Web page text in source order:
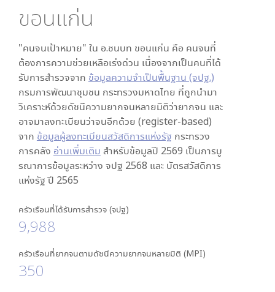
ขอนแก่น
"คนจนเป้าหมาย" ใน อ.ชนบท ขอนแก่น คือ คนจนที่
ต้องการความช่วยเหลือเร่งด่วน เนื่องจากเป็นคนที่ได้
รับการสำรวจจาก ข้อมูลความจำเป็นพื้นฐาน (จปฐ.)
กรมการพัฒนาชุมชน กระทรวงมหาดไทย ที่ถูกนำมา
วิเคราะห์ด้วยดัชนีความยากจนหลายมิติว่ายากจน และ
อาจมาลงทะเบียนว่าจนอีกด้วย (register-based)
จาก ข้อมูลผู้ลงทะเบียนสวัสดิการแห่งรัฐ กระทรวง
การคลัง อ่านเพิ่มเติม สำหรับข้อมูลปี 2569 เป็นการบู
รณาการข้อมูลระหว่าง จปฐ 2568 และ บัตรสวัสดิการ
แห่งรัฐ ปี 2565
ครัวเรือนที่ได้รับการสำรวจ (จปฐ)
9,988
ครัวเรือนที่ยากจนตามดัชนีความยากจนหลายมิติ (MPI)
350